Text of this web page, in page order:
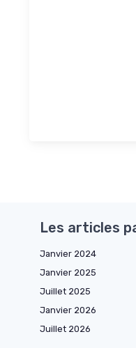
Les articles
Janvier 2024
Janvier 2025
Juillet 2025
Janvier 2026
Juillet 2026